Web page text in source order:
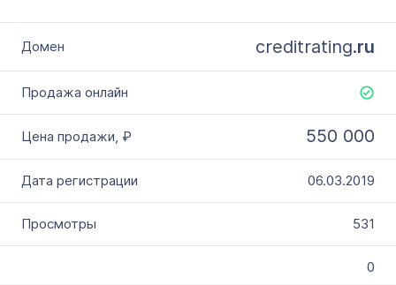
creditrating.ru
550 000
06.03.2019
531
0